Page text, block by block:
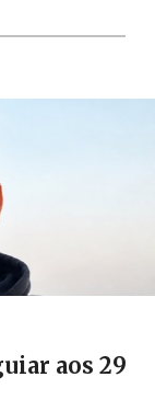
aos 29